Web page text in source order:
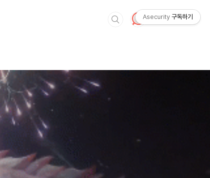
Asecurity 구독하기